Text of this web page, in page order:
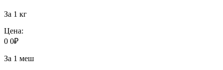
За 1 кг
Цена:
0 0₽
За 1 меш